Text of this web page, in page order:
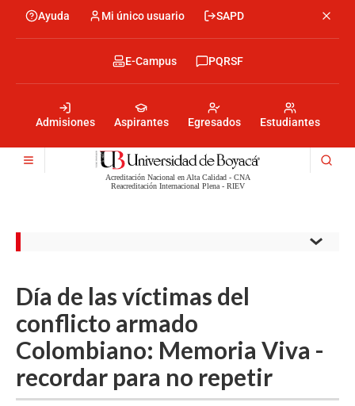
main
Menu
encabezado
Ayuda Mi único usuario SAPD
encabezado
Admisiones Aspirantes Egresados Estudiantes
Menu
encabezado
-
Derecha
E-Campus PQRSF
Menú
Acreditación Nacional en Alta Calidad - CNA
Reacreditación Internacional Plena - RIEV
Día de las víctimas del
conflicto armado
Colombiano: Memoria Viva -
recordar para no repetir